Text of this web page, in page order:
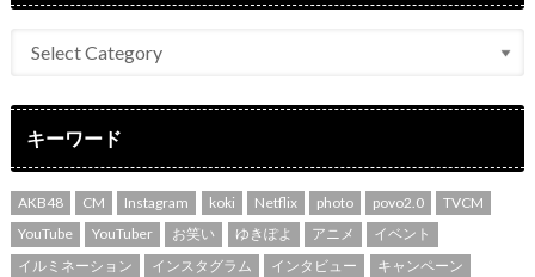
キーワード
AKB48 CM Instagram koki Netflix photo povo2.0
TVCM
YouTube
YouTuber お笑い ゆきぽよ アニメ
イベント
イルミネーション
インスタグラム インタビュー
キャンペーン